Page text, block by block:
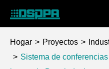
Hogar Proyectos
Sistema de